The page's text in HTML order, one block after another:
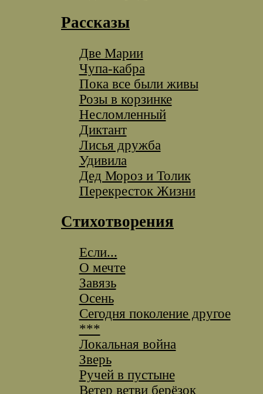
Рассказы
Две Марии
Чупа-кабра
Пока все были живы
Розы в корзинке
Несломленный
Диктант
Лисья дружба
Удивила
Дед Мороз и Толик
Перекресток Жизни
Стихотворения
Если...
О мечте
Завязь
Осень
Сегодня поколение другое
***
Локальная война
Зверь
Ручей в пустыне
Ветер ветви берёзок